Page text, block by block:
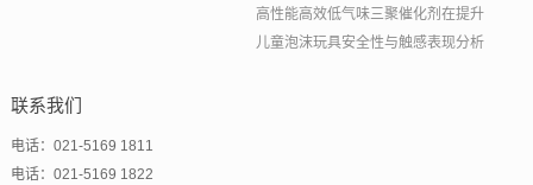
高性能高效低气味三聚催化剂在提升
儿童泡沫玩具安全性与触感表现分析
联系我们
电话：021-5169 1811
电话：021-5169 1822